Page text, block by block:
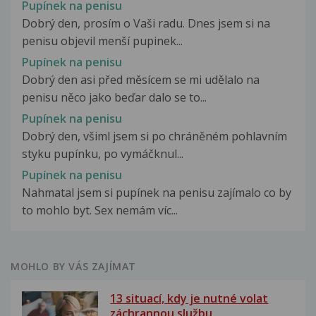
Pupínek na penisu
Dobrý den, prosím o Vaši radu. Dnes jsem si na
penisu objevil menší pupinek...
Pupínek na penisu
Dobrý den asi před měsícem se mi udělalo na
penisu něco jako beďar dalo se to...
Pupínek na penisu
Dobrý den, všiml jsem si po chráněném pohlavním
styku pupínku, po vymáčknul...
Pupínek na penisu
Nahmatal jsem si pupínek na penisu zajímalo co by
to mohlo byt. Sex nemám víc...
MOHLO BY VÁS ZAJÍMAT
13 situací, kdy je nutné volat